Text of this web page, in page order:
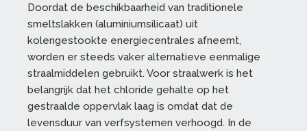
Doordat de beschikbaarheid van traditionele
smeltslakken (aluminiumsilicaat) uit
kolengestookte energiecentrales afneemt,
worden er steeds vaker alternatieve eenmalige
straalmiddelen gebruikt. Voor straalwerk is het
belangrijk dat het chloride gehalte op het
gestraalde oppervlak laag is omdat dat de
levensduur van verfsystemen verhoogd. In de